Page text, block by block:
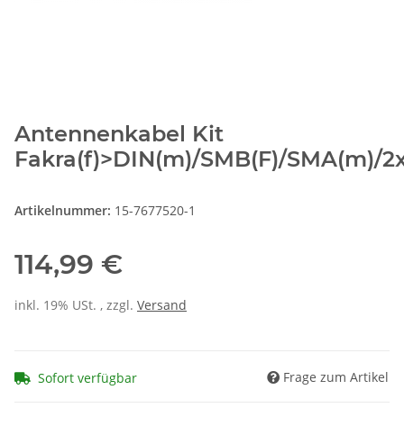
Antennenkabel Kit
Fakra(f)>DIN(m)/SMB(F)/SMA(m)/
Artikelnummer: 15-7677520-1
114,99 €
inkl. 19% USt. , zzgl. Versand
Sofort verfügbar Frage zum Artikel